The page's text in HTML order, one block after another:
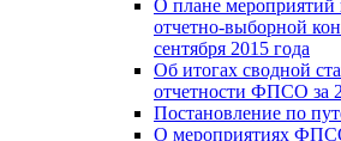
О плане
отчетно-выборной
сентября 2015 года
Об итогах сводной
отчетности ФПСО за
Постановление по
О мероприятиях